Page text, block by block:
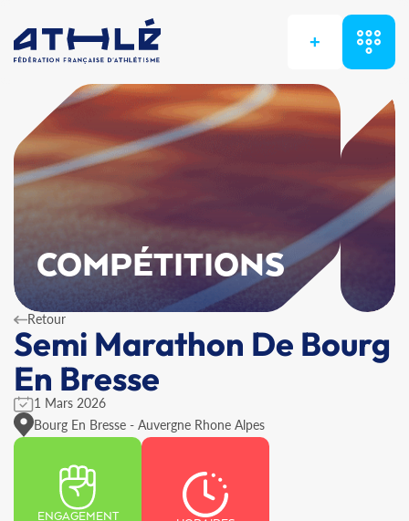
+
COMPÉTITIONS
Retour
Semi Marathon De Bourg
En Bresse
1 Mars 2026
Bourg En Bresse - Auvergne Rhone Alpes
ENGAGEMENT